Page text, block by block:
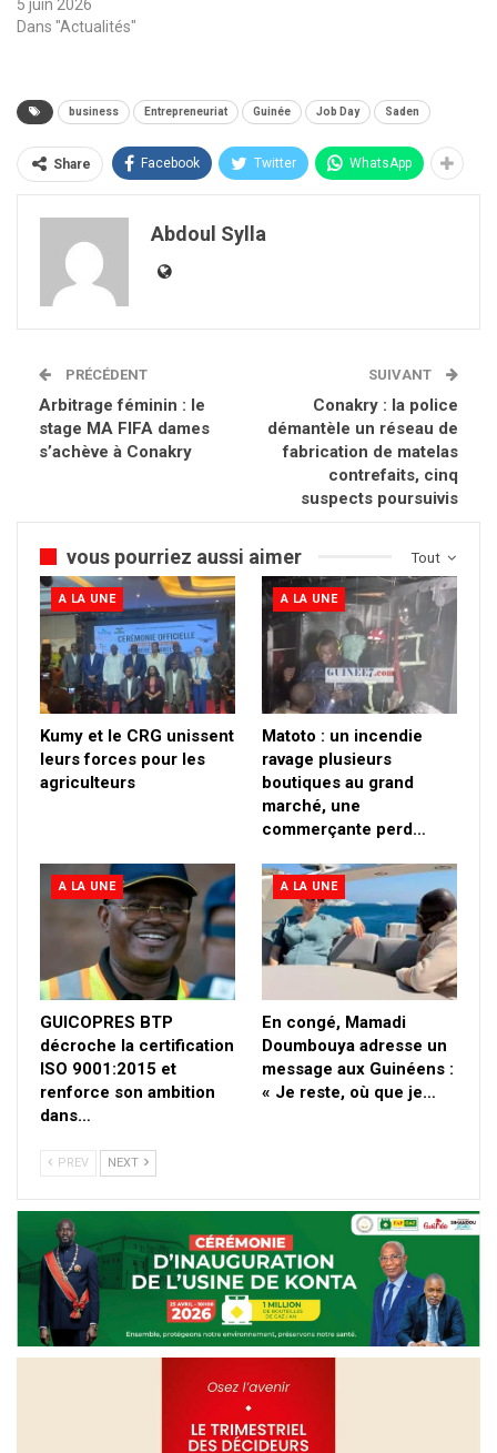
5 juin 2026
Dans "Actualités"
business Entrepreneuriat Guinée Job Day Saden
Share Facebook Twitter WhatsApp
Abdoul Sylla
PRÉCÉDENT
Arbitrage féminin : le
stage MA FIFA dames
s’achève à Conakry
SUIVANT
Conakry : la police
démantèle un réseau de
fabrication de matelas
contrefaits, cinq
suspects poursuivis
Tout
vous pourriez aussi aimer
A LA UNE
Kumy et le CRG unissent
leurs forces pour les
agriculteurs
A LA UNE
Matoto : un incendie
ravage plusieurs
boutiques au grand
marché, une
commerçante perd…
A LA UNE
GUICOPRES BTP
décroche la certification
ISO 9001:2015 et
renforce son ambition
dans…
A LA UNE
En congé, Mamadi
Doumbouya adresse un
message aux Guinéens :
« Je reste, où que je…
PREV NEXT